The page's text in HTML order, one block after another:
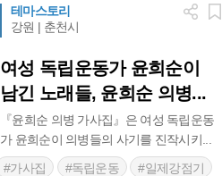
테마스토리
강원 | 춘천시
여성 독립운동가 윤희순이
남긴 노래들, 윤희순 의병...
『윤희순 의병 가사집』은 여성 독립운동
가 윤희순이 의병들의 사기를 진작시키
#가사집
#독립운동 #일제강점기